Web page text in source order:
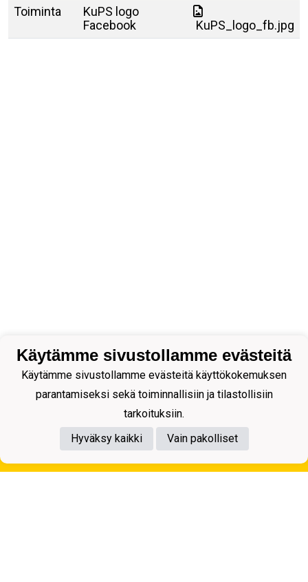
Toiminta
KuPS logo
Facebook
KuPS_logo_fb.jpg
Tietosuojaseloste
Käytämme sivustollamme evästeitä
Käytämme sivustollamme evästeitä käyttökokemuksen
parantamiseksi sekä toiminnallisiin ja tilastollisiin
tarkoituksiin.
Hyväksy kaikki
Vain pakolliset